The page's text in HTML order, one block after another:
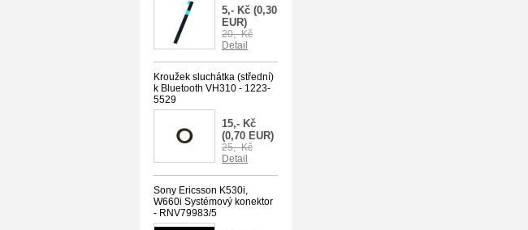
5,- Kč (0,30
EUR)
20,- Kč
Detail
Kroužek sluchátka (střední)
k Bluetooth VH310 - 1223-
5529
15,- Kč
(0,70 EUR)
25,- Kč
Detail
Sony Ericsson K530i,
W660i Systémový konektor
- RNV79983/5